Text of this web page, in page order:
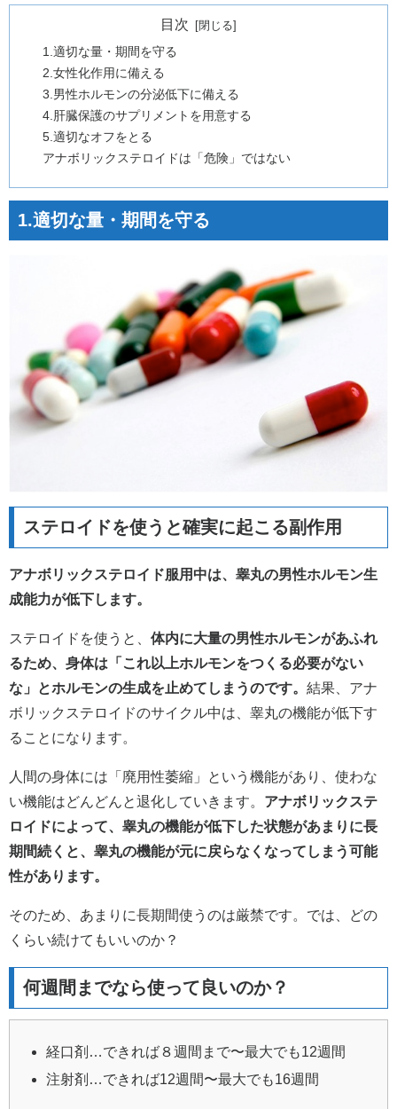
目次
1.適切な量・期間を守る
2.女性化作用に備える
3.男性ホルモンの分泌低下に備える
4.肝臓保護のサプリメントを用意する
5.適切なオフをとる
アナボリックステロイドは「危険」ではない
1.適切な量・期間を守る
ステロイドを使うと確実に起こる副作用
アナボリックステロイド服用中は、睾丸の男性ホルモン生
成能力が低下します。
ステロイドを使うと、 体内に大量の男性ホルモンがあふれ
るため、身体は「これ以上ホルモンをつくる必要がない
な」とホルモンの生成を止めてしまうのです。 結果、アナ
ボリックステロイドのサイクル中は、睾丸の機能が低下す
ることになります。
人間の身体には「廃用性萎縮」という機能があり、使わな
い機能はどんどんと退化していきます。 アナボリックステ
ロイドによって、睾丸の機能が低下した状態があまりに長
期間続くと、睾丸の機能が元に戻らなくなってしまう可能
性があります。
そのため、あまりに長期間使うのは厳禁です。では、どの
くらい続けてもいいのか？
何週間までなら使って良いのか？
経口剤…できれば８週間まで〜最大でも12週間
注射剤…できれば12週間〜最大でも16週間